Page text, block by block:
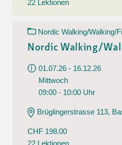
22 Lektionen
Nordic Walking/Walking/
Nordic Walking/
01.07.26 - 16.12.26
Mittwoch
09:00 - 10:00 Uhr
Brüglingerstrasse 113,
CHF 198.00
22 Lektionen